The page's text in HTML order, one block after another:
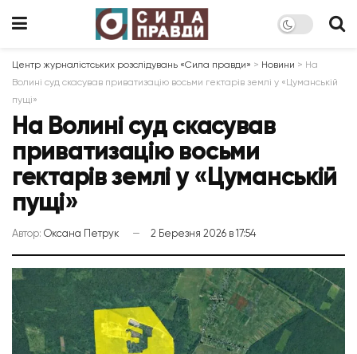
Центр журналістських розслідувань «Сила правди» > Новини > На
Волині суд скасував приватизацію восьми гектарів землі у «Цуманській
пущі»
На Волині суд скасував
приватизацію восьми
гектарів землі у «Цуманській
пущі»
Автор: Оксана Петрук 2 Березня 2026 в 17:54